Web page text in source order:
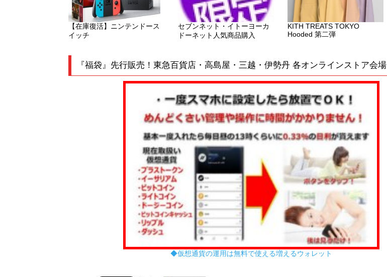
【在庫復活】ニンテンドース
イッチ
セブンネット・イトーヨーカ
ドーネット人気商品購入
KITH TREATS TOKYO
Hooded 第二弾
『福袋』先行販売！東急百貨店・高島屋・三越・伊勢丹 各オンラインストア会場
◆仮想通貨の運用は無料で使える増えるウォレット